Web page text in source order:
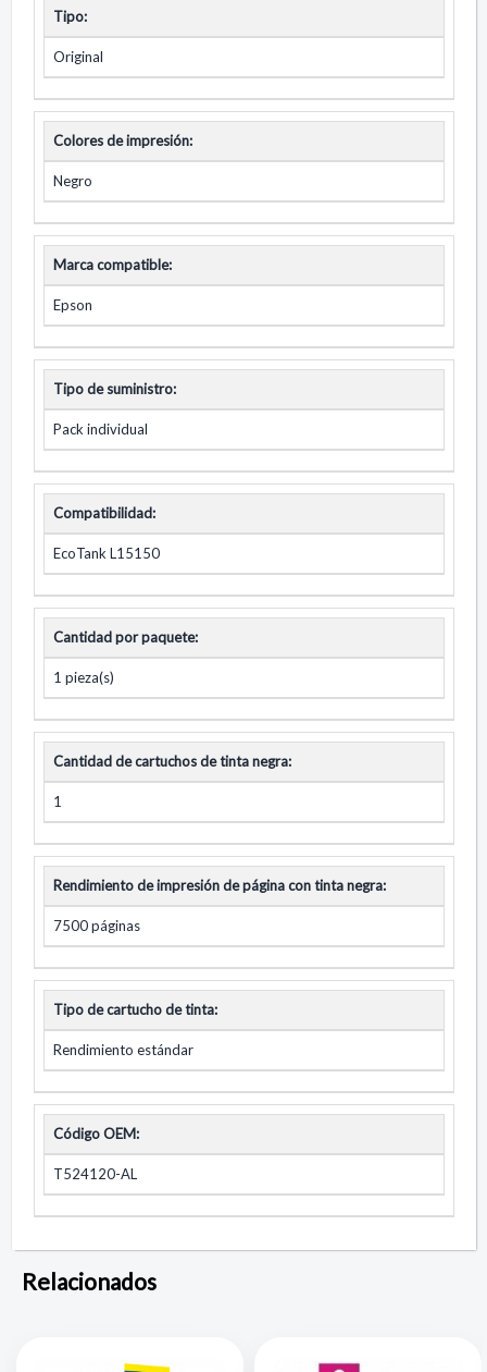
Tipo:
Original
Colores de impresión:
Negro
Marca compatible:
Epson
Tipo de suministro:
Pack individual
Compatibilidad:
EcoTank L15150
Cantidad por paquete:
1 pieza(s)
Cantidad de cartuchos de tinta negra:
1
Rendimiento de impresión de página con tinta negra:
7500 páginas
Tipo de cartucho de tinta:
Rendimiento estándar
Código OEM:
T524120-AL
Relacionados